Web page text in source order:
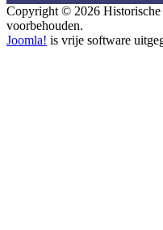
Copyright © 2026
voorbehouden.
Joomla! is vrije software